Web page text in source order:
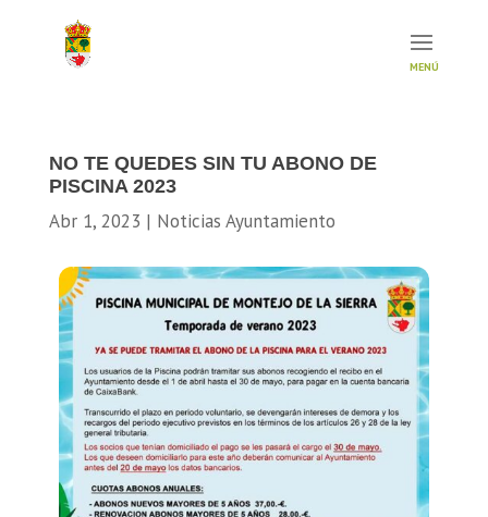
NO TE QUEDES SIN TU ABONO DE
PISCINA 2023
Abr 1, 2023 | Noticias Ayuntamiento